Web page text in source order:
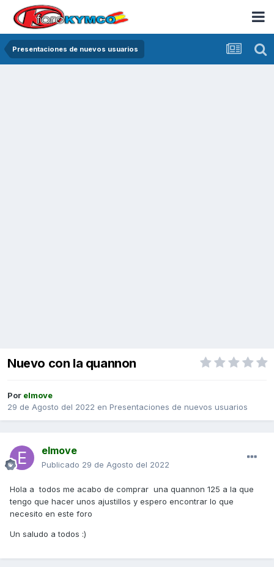
Presentaciones de nuevos usuarios
Nuevo con la quannon
Por elmove
29 de Agosto del 2022 en Presentaciones de nuevos usuarios
elmove
Publicado 29 de Agosto del 2022
Hola a todos me acabo de comprar una quannon 125 a la que
tengo que hacer unos ajustillos y espero encontrar lo que
necesito en este foro
Un saludo a todos :)